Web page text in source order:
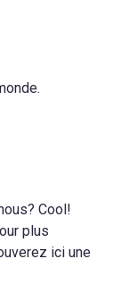
Cool!
plus
ici une